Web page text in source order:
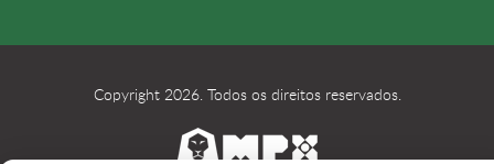
Copyright 2026. Todos os direitos reservados.